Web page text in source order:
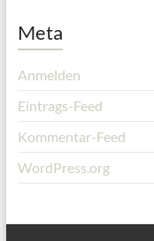
Meta
Anmelden
Eintrags-Feed
Kommentar-Feed
WordPress.org